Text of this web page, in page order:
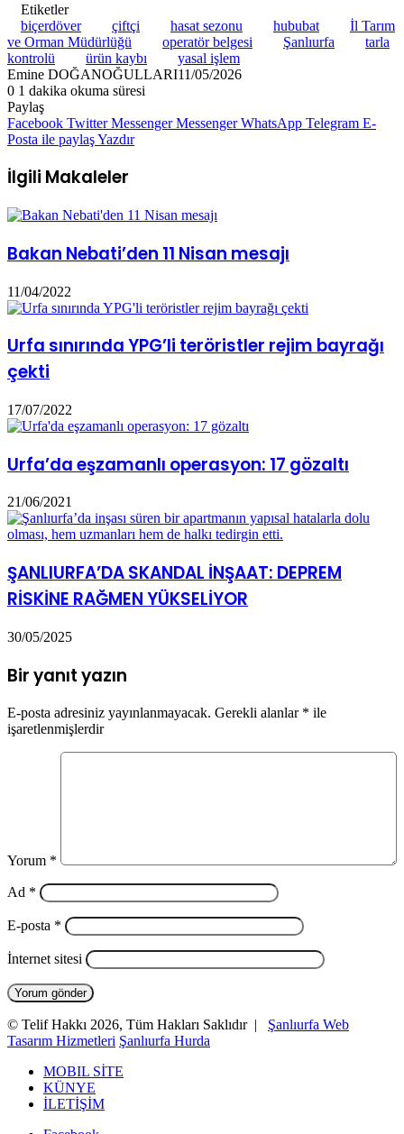
Etiketler
biçerdöver
çiftçi hasat sezonu hububat
İl Tarım
ve Orman Müdürlüğü
operatör belgesi Şanlıurfa
tarla
kontrolü
ürün kaybı
yasal işlem
Emine DOĞANOĞULLARI11/05/2026
0 1 dakika okuma süresi
Paylaş
Facebook Twitter Messenger Messenger WhatsApp Telegram E-
Posta ile paylaşYazdır
İlgili Makaleler
Bakan Nebati’den 11 Nisan mesajı
11/04/2022
Urfa sınırında YPG’li teröristler rejim bayrağı
çekti
17/07/2022
Urfa’da eşzamanlı operasyon: 17 gözaltı
21/06/2021
ŞANLIURFA’DA SKANDAL İNŞAAT: DEPREM
RİSKİNE RAĞMEN YÜKSELİYOR
30/05/2025
Bir yanıt yazın
E-posta adresiniz yayınlanmayacak. Gerekli alanlar * ile
işaretlenmişlerdir
Yorum *
Ad *
E-posta *
İnternet sitesi
© Telif Hakkı 2026, Tüm Hakları Saklıdır | Şanlıurfa Web
Tasarım Hizmetleri Şanlıurfa Hurda
MOBIL SİTE
KÜNYE
İLETİŞİM